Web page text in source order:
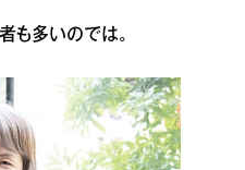
も多いのでは。